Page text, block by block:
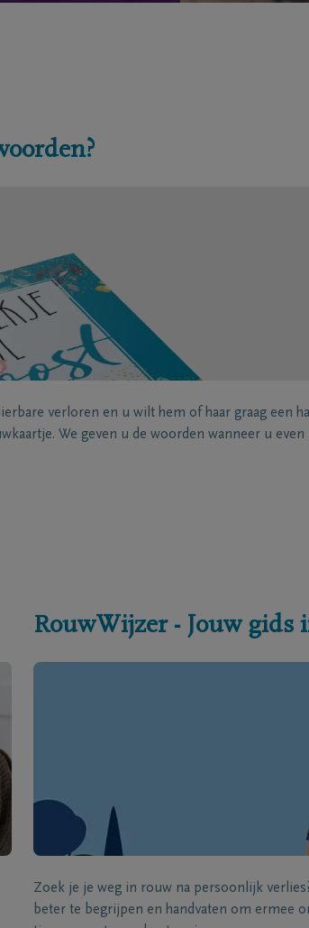
verloren en u wilt hem of haar graag een
We geven u de woorden wanneer u even
RouwWijzer - Jouw gids
Zoek je je weg in rouw na persoonlijk
beter te begrijpen en handvaten om ermee